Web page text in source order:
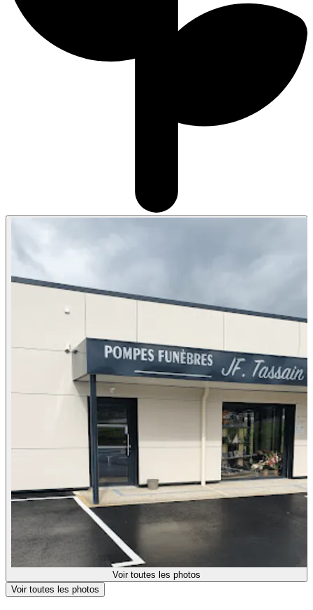
Voir toutes les photos
Voir toutes les photos